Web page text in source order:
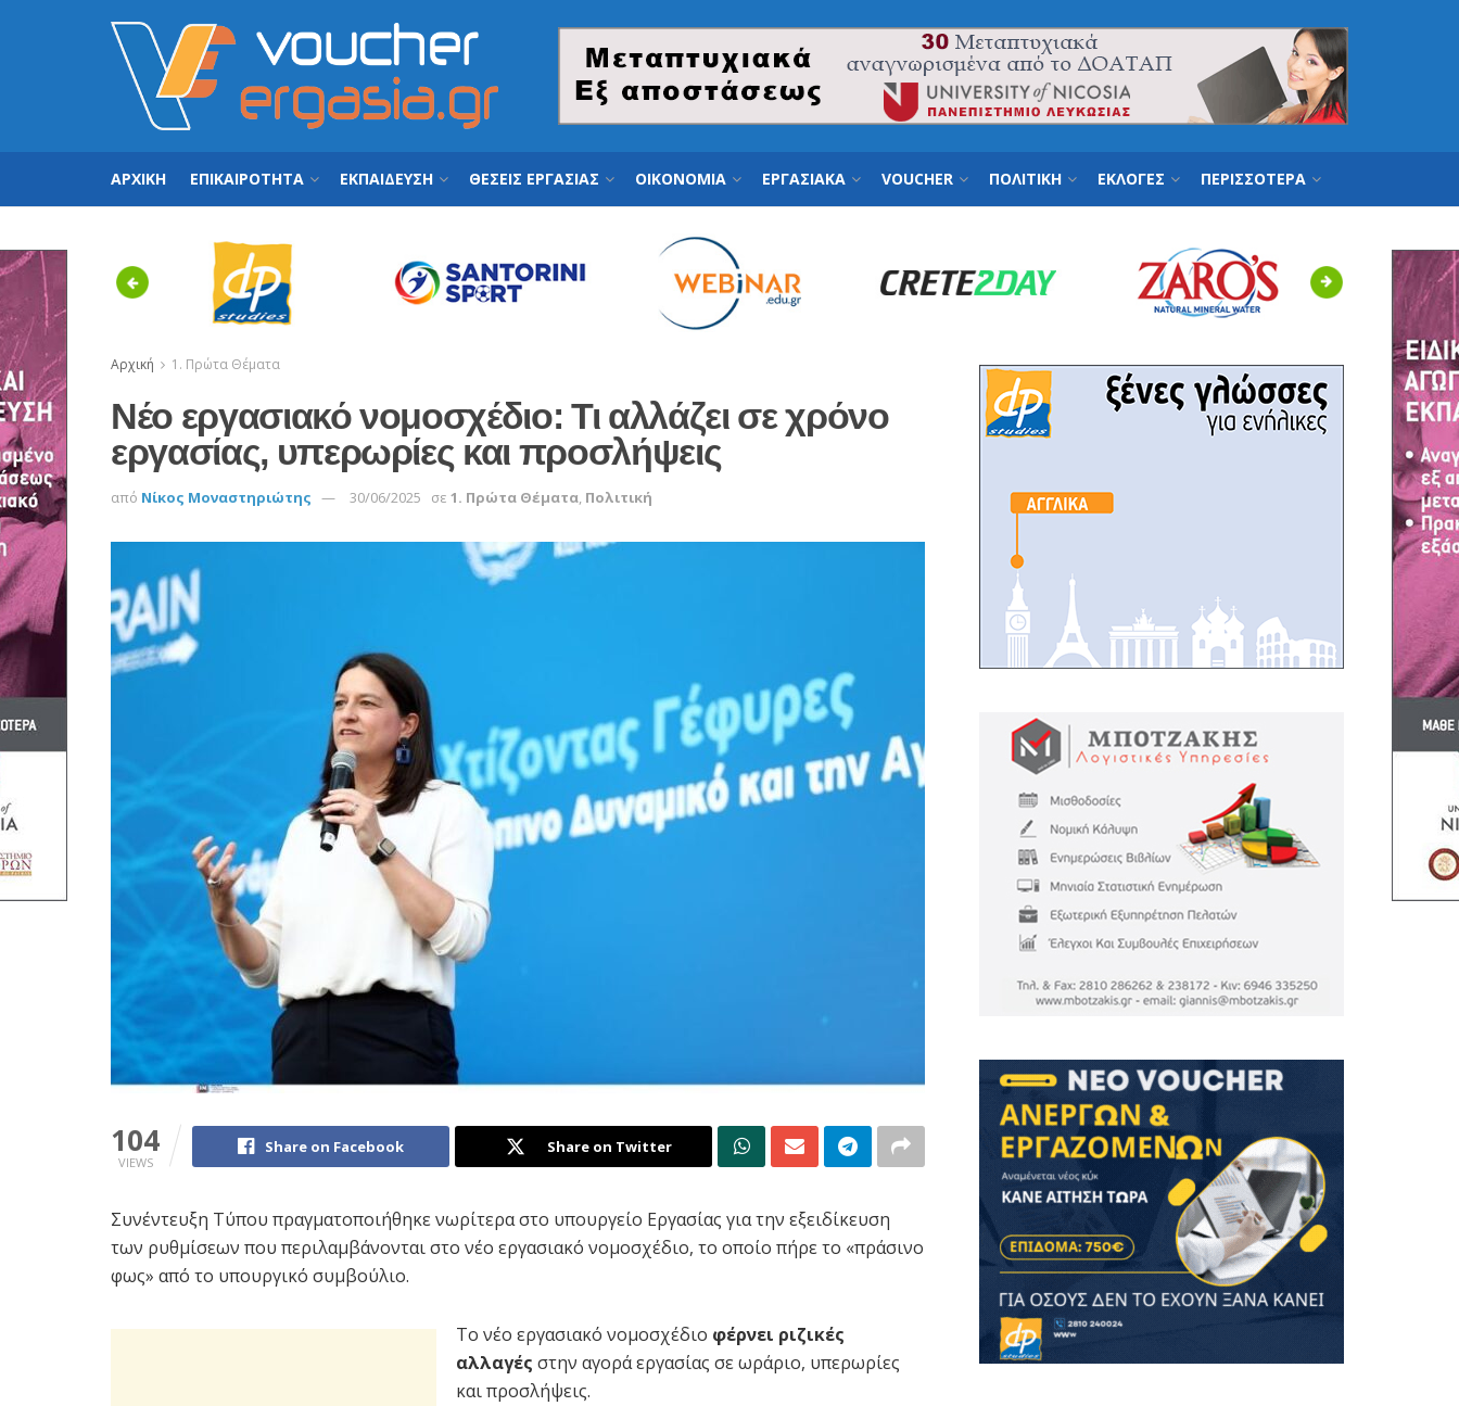
ΑΡΧΙΚΗ ΕΠΙΚΑΙΡΟΤΗΤΑ ΕΚΠΑΙΔΕΥΣΗ ΘΕΣΕΙΣ ΕΡΓΑΣΙΑΣ ΟΙΚΟΝΟΜΙΑ ΕΡΓΑΣΙΑΚΑ VOUCHER ΠΟΛΙΤΙΚΗ ΕΚΛΟΓΕΣ ΠΕΡΙΣΣΟΤΕΡΑ
Previous Next
Αρχική 1. Πρώτα Θέματα
Νέο εργασιακό νομοσχέδιο: Τι αλλάζει σε χρόνο
εργασίας, υπερωρίες και προσλήψεις
από Νίκος Μοναστηριώτης 30/06/2025 σε 1. Πρώτα Θέματα, Πολιτική
104
VIEWS
Share on Facebook Share on Twitter
Συνέντευξη Τύπου πραγματοποιήθηκε νωρίτερα στο υπουργείο Εργασίας για την εξειδίκευση
των ρυθμίσεων που περιλαμβάνονται στο νέο εργασιακό νομοσχέδιο, το οποίο πήρε το «πράσινο
φως» από το υπουργικό συμβούλιο.
Το νέο εργασιακό νομοσχέδιο φέρνει ριζικές
αλλαγές στην αγορά εργασίας σε ωράριο, υπερωρίες
και προσλήψεις.